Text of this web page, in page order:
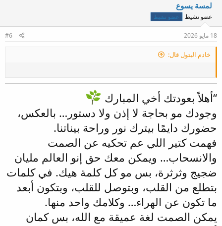
ا
ع
ت
لمسة يسوع
عضو نشيط عضو نشيط
18 مايو 2026 #6
خادم البتول قال:
“أهلاً بعودتك أخي المبارك
وجودك مو بحاجة لا إذن ولا دستور… بالعكس،
حضورك دايمًا بيترك نور وراحة بيناتنا.
فهمت كتير اللي عم تحكيه عن الصمت
والانسحاب… ويمكن معك حق إنو العالم مليان
ضجيج وثرثرة، بس مو كل كلمة هيك. في كلمات
بتطلع من القلب، وبتوصل للقلب، وبتكون أبعد
ما تكون عن الهراء… وكلامك واحد منها.
يمكن الصمت لغة عميقة مع الله، بس كمان